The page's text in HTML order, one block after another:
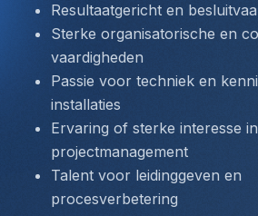
Resultaatgericht en
Sterke organisatorische en
vaardigheden
Passie voor techniek en
installaties
Ervaring of sterke interesse in
projectmanagement
Talent voor leidinggeven en
procesverbetering